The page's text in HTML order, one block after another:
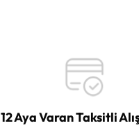
12 Aya Varan Taksitli